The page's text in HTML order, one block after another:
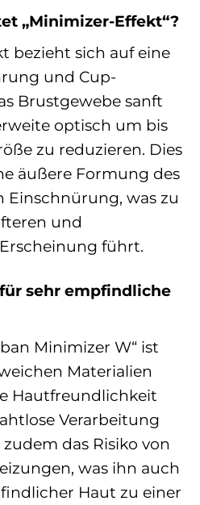
„Minimizer-Effekt“?
bezieht sich auf eine
und Cup-
Brustgewebe sanft
optisch um bis
zu reduzieren. Dies
äußere Formung des
Einschnürung, was zu
und
führt.
sehr empfindliche
Minimizer W“ ist
Materialien
Hautfreundlichkeit
Verarbeitung
das Risiko von
was ihn auch
Haut zu einer